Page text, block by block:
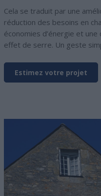
Cela se traduit par une
réduction des besoins en
économies d’énergie et
effet de serre. Un geste
Estimez votre projet